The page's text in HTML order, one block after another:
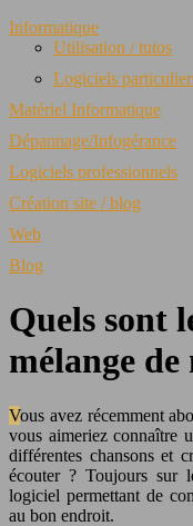
Informatique
Utilisation / tutos
Logiciels
Matériel Informatique
Dépannage/Infogérance
Logiciels professionnels
Création site / blog
Web
Blog
Quels sont
mélange de
Vous avez récemment abordé le monde de la musique numérique et
vous aimeriez connaître
différentes chansons et
écouter ? Toujours sur
logiciel permettant de
au bon endroit.